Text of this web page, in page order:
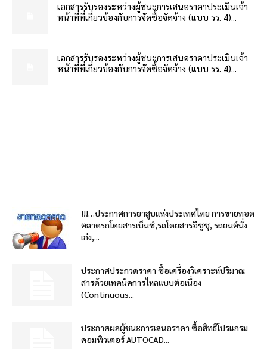
เอกสารรับรองระหว่างผู้ชนะการเสนอราคาประเมินเจ้า
หน้าที่ที่เกี่ยวข้องกับการจัดซื้อจัดจ้าง (แบบ รร. 4)...
เอกสารรับรองระหว่างผู้ชนะการเสนอราคาประเมินเจ้า
หน้าที่ที่เกี่ยวข้องกับการจัดซื้อจัดจ้าง (แบบ รร. 4)...
!!!…ประกาศการยาสูบแห่งประเทศไทย การขายทอด
ตลาดรถโดยสารเบ็นซ์,รถโดยสารอีซูซุ, รถยนต์นั่ง
เก๋ง,...
ประกาศประกวดราคา ซื้อเครื่องวิเคราะห์ปริมาณ
สารด้วยเทคนิคการไหลแบบต่อเนื่อง
(Continuous...
ประกาศผลผู้ชนะการเสนอราคา ซื้อสิทธิโปรแกรม
คอมพิวเตอร์ AUTOCAD...